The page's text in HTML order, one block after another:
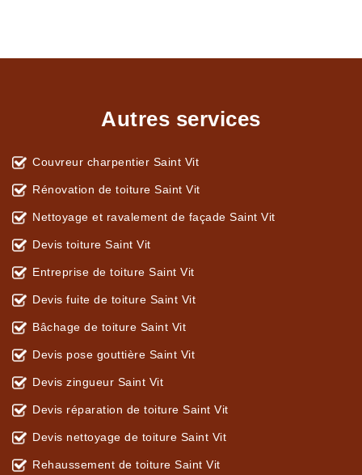
Autres services
Couvreur charpentier Saint Vit
Rénovation de toiture Saint Vit
Nettoyage et ravalement de façade Saint Vit
Devis toiture Saint Vit
Entreprise de toiture Saint Vit
Devis fuite de toiture Saint Vit
Bâchage de toiture Saint Vit
Devis pose gouttière Saint Vit
Devis zingueur Saint Vit
Devis réparation de toiture Saint Vit
Devis nettoyage de toiture Saint Vit
Rehaussement de toiture Saint Vit